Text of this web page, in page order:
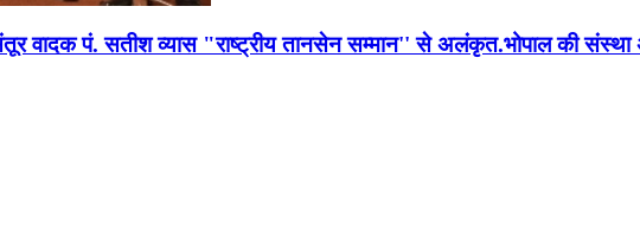
वादक पं. सतीश व्यास "राष्ट्रीय तानसेन सम्मान'' से अलंकृत.भोपाल की संस्था